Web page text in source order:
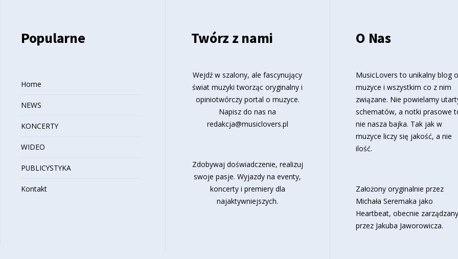
Popularne
Home
NEWS
KONCERTY
WIDEO
PUBLICYSTYKA
Kontakt
Twórz z nami
Wejdź w szalony, ale fascynujący
świat muzyki tworząc oryginalny i
opiniotwórczy portal o muzyce.
Napisz do nas na
redakcja@musiclovers.pl
Zdobywaj doświadczenie, realizuj
swoje pasje. Wyjazdy na eventy,
koncerty i premiery dla
najaktywniejszych.
O Nas
MusicLovers to unikalny blog o
muzyce i wszystkim co z nim
związane. Nie powielamy
schematów, a notki prasowe
nie nasza bajka. Tak jak w
muzyce liczy się jakość, a nie
ilość.
Założony oryginalnie przez
Michała Seremaka jako
Heartbeat, obecnie zarządzany
przez Jakuba Jaworowicza.